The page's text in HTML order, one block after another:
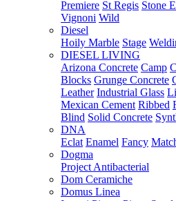
Premiere St Regis Stone
Vignoni Wild
Diesel
Hoily Marble Stage
DIESEL LIVING
Arizona Concrete Camp
Blocks Grunge Concrete
Leather Industrial Glass
Mexican Cement Ribbed
Blind Solid Concrete
DNA
Eclat Enamel Fancy
Dogma
Project Antibacterial
Dom Ceramiche
Domus Linea